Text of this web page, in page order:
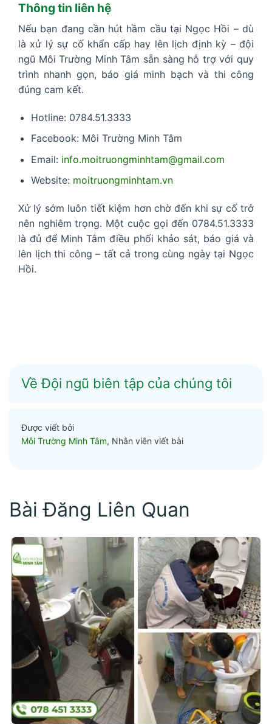
Thông tin liên hệ
Nếu bạn đang cần hút hầm cầu tại Ngọc Hồi – dù
là xử lý sự cố khẩn cấp hay lên lịch định kỳ – đội
ngũ Môi Trường Minh Tâm sẵn sàng hỗ trợ với quy
trình nhanh gọn, báo giá minh bạch và thi công
đúng cam kết.
Hotline: 0784.51.3333
Facebook: Môi Trường Minh Tâm
Email: info.moitruongminhtam@gmail.com
Website: moitruongminhtam.vn
Xử lý sớm luôn tiết kiệm hơn chờ đến khi sự cố trở
nên nghiêm trọng. Một cuộc gọi đến 0784.51.3333
là đủ để Minh Tâm điều phối khảo sát, báo giá và
lên lịch thi công – tất cả trong cùng ngày tại Ngọc
Hồi.
Về Đội ngũ biên tập của chúng tôi
Được viết bởi
Môi Trường Minh Tâm, Nhân viên viết bài
Bài Đăng Liên Quan